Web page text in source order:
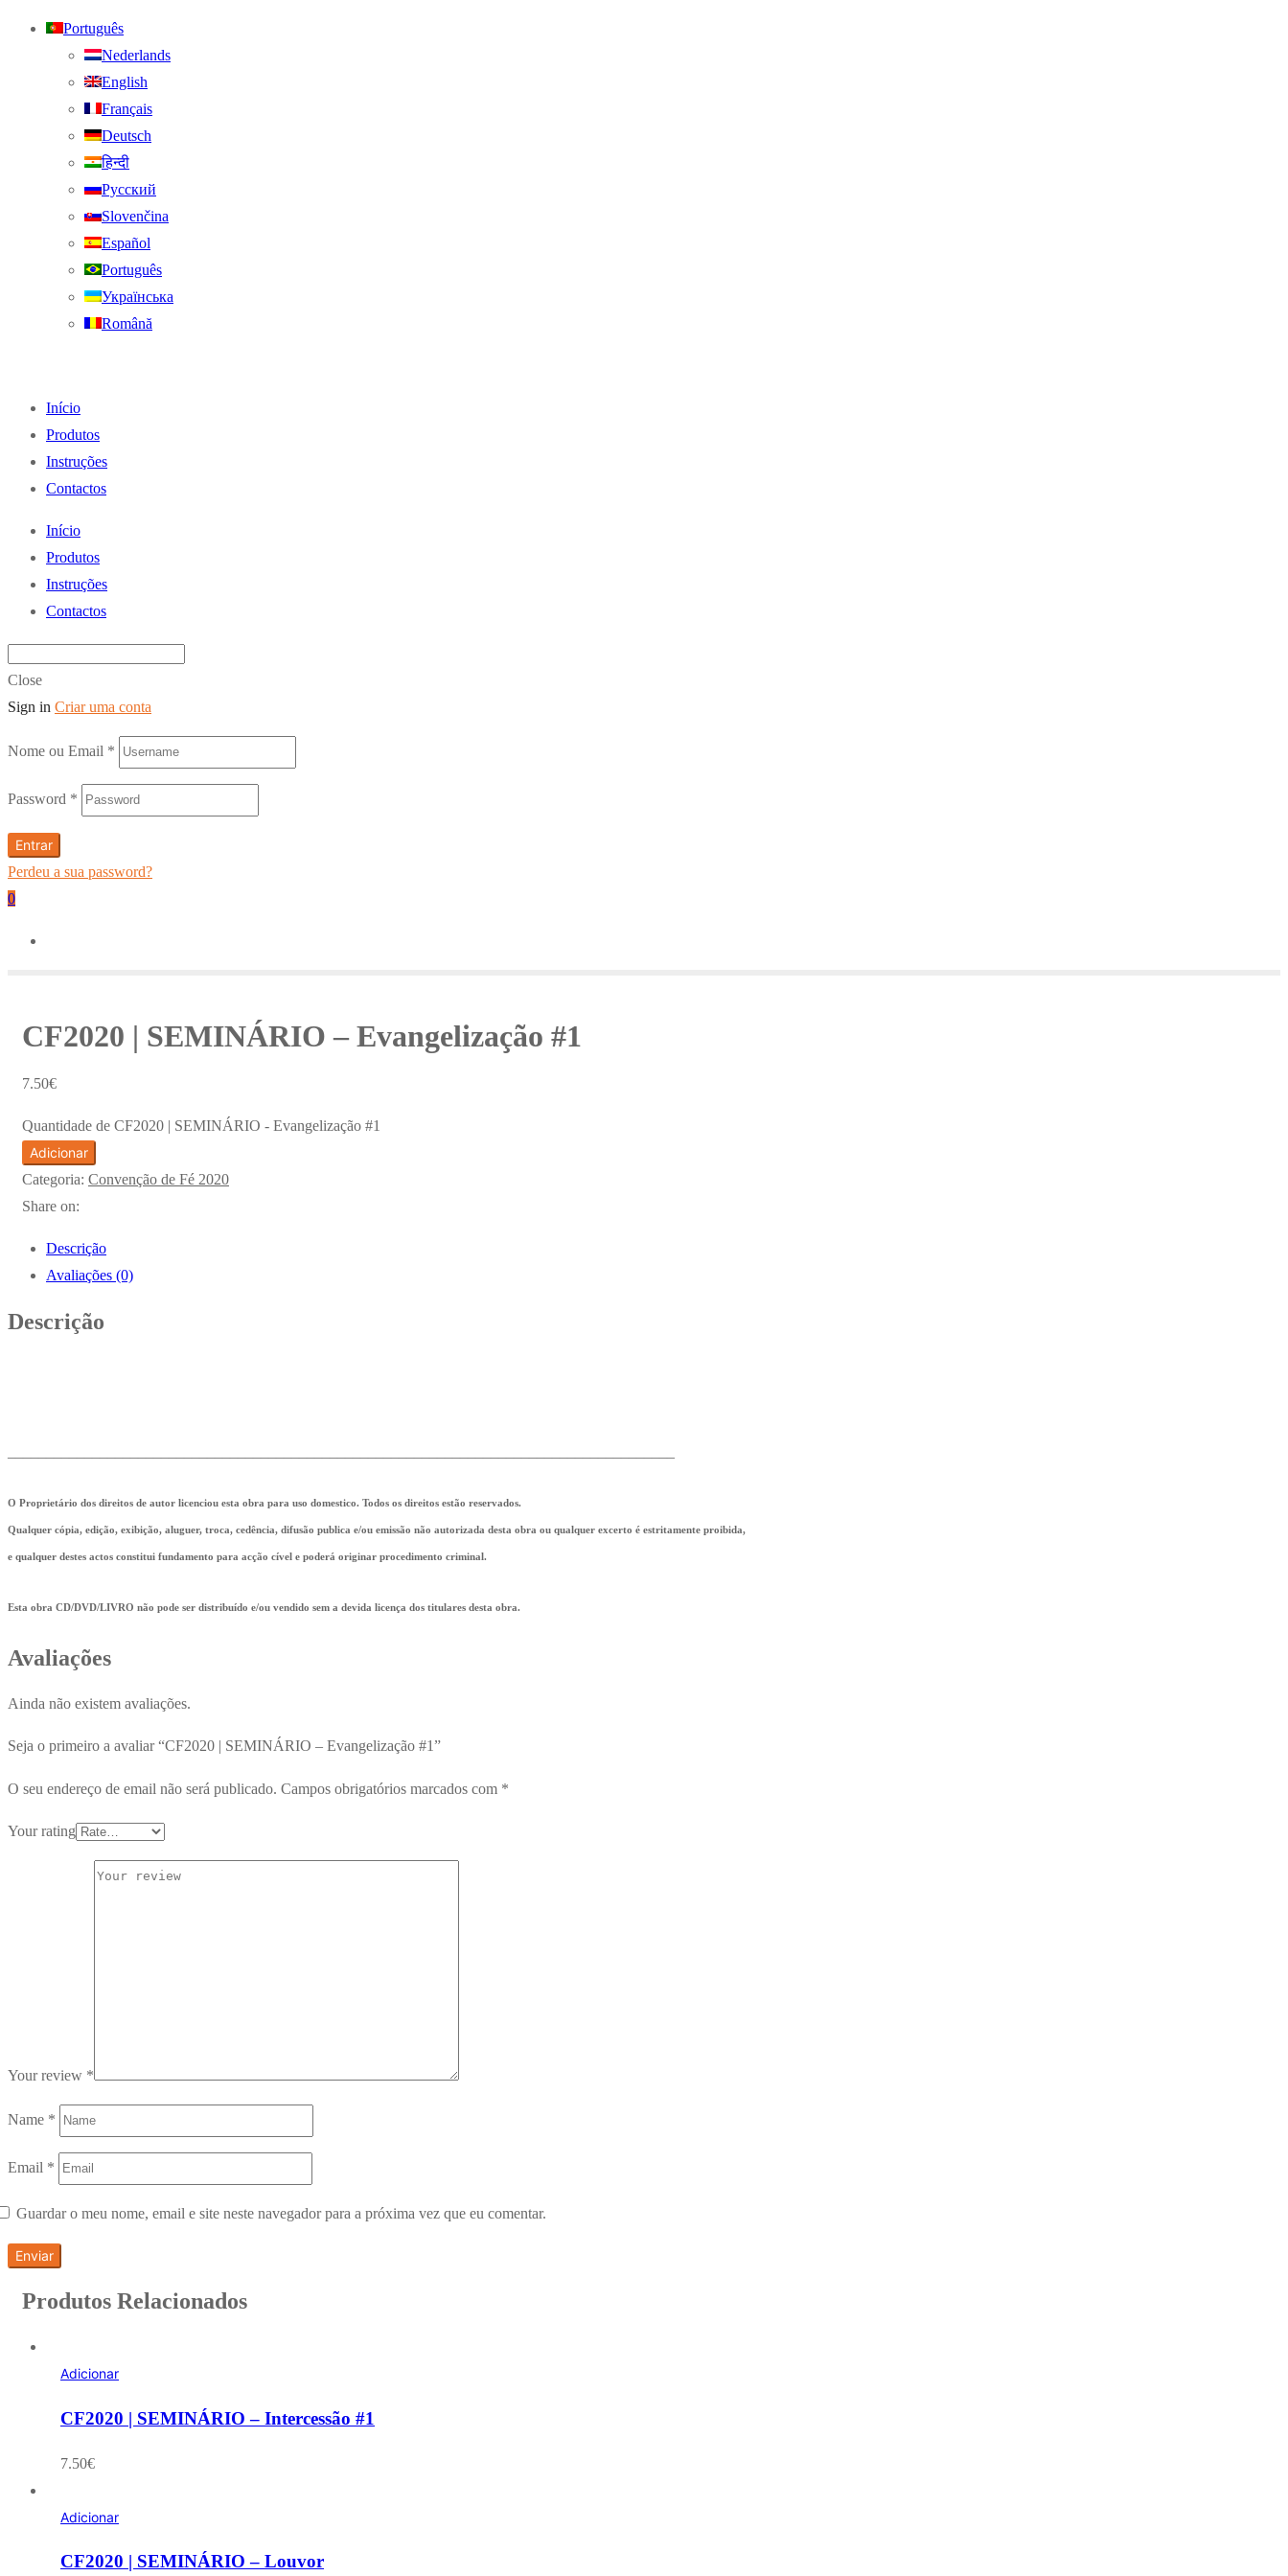
Português
Nederlands
English
Français
Deutsch
हिन्दी
Русский
Slovenčina
Español
Português
Українська
Română
Início
Produtos
Instruções
Contactos
Início
Produtos
Instruções
Contactos
Close
Sign in Criar uma conta
Nome ou Email *
Password *
Entrar
Perdeu a sua password?
0
CF2020 | SEMINÁRIO – Evangelização #1
7.50€
Quantidade de CF2020 | SEMINÁRIO - Evangelização #1
Adicionar
Categoria: Convenção de Fé 2020
Share on:
Descrição
Avaliações (0)
Descrição
O Proprietário dos direitos de autor licenciou esta obra para uso domestico. Todos os direitos estão reservados.
Qualquer cópia, edição, exibição, aluguer, troca, cedência, difusão publica e/ou emissão não autorizada desta obra ou qualquer excerto é estritamente proibida,
e qualquer destes actos constitui fundamento para acção cível e poderá originar procedimento criminal.
Esta obra CD/DVD/LIVRO não pode ser distribuído e/ou vendido sem a devida licença dos titulares desta obra.
Avaliações
Ainda não existem avaliações.
Seja o primeiro a avaliar “CF2020 | SEMINÁRIO – Evangelização #1”
O seu endereço de email não será publicado. Campos obrigatórios marcados com *
Your rating
Your review *
Name *
Email *
Guardar o meu nome, email e site neste navegador para a próxima vez que eu comentar.
Produtos Relacionados
Adicionar
CF2020 | SEMINÁRIO – Intercessão #1
7.50€
Adicionar
CF2020 | SEMINÁRIO – Louvor